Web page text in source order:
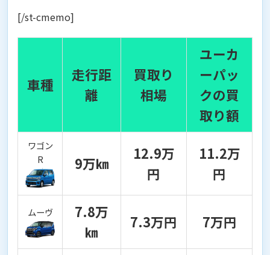
[/st-cmemo]
車種
走行距
離
買取り
相場
ユーカ
ーパッ
クの買
取り額
ワゴン
R
9万㎞
12.9万
円
11.2万
円
ムーヴ
7.8万
㎞
7.3万円 7万円